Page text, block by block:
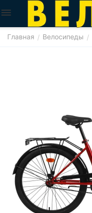
Главная / Велосипеды /